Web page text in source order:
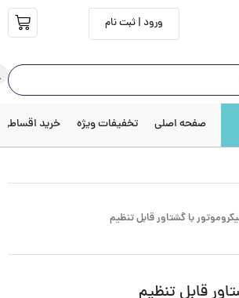
ورود | ثبت نام
صفحه اصلی تخفیفات ویژه خرید اقساطی
با گشتاور قابل تنظیم
قابل تنظیم